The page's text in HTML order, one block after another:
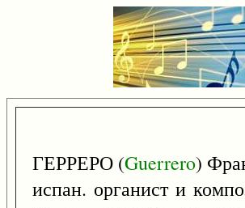
ГЕРРЕРО (Guerrero)
испан. органист и